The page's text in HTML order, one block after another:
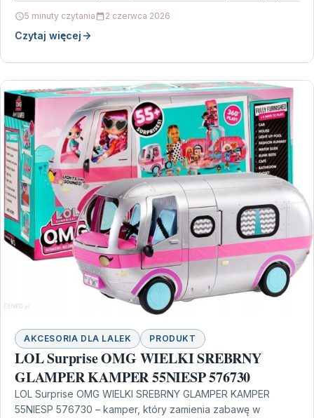
5 minuty czytania 2 czerwca 2026
Czytaj więcej
AKCESORIA DLA LALEK PRODUKT
LOL Surprise OMG WIELKI SREBRNY
GLAMPER KAMPER 55NIESP 576730
LOL Surprise OMG WIELKI SREBRNY GLAMPER KAMPER
55NIESP 576730 – kamper, który zamienia zabawę w